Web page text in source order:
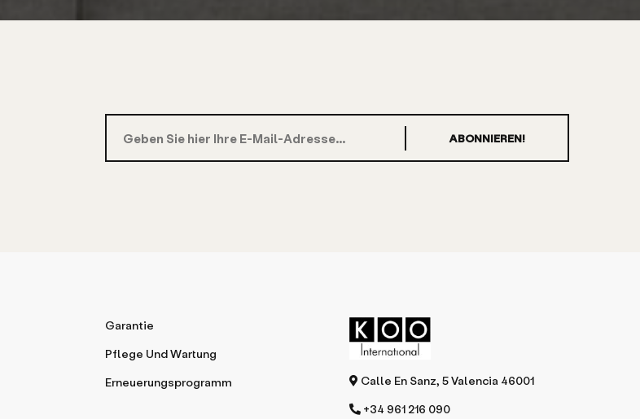
ABONNIEREN!
Garantie
Pflege Und Wartung
Erneuerungsprogramm Calle En Sanz, 5 Valencia 46001
+34 961 216 090